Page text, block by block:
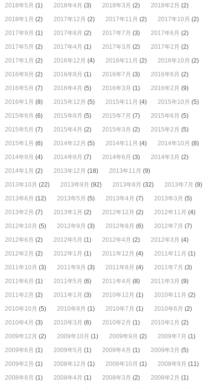
2018年5月 (1) 2018年4月 (3) 2018年3月 (2) 2018年2月 (2)
2018年1月 (2) 2017年12月 (2) 2017年11月 (2) 2017年10月 (2)
2017年9月 (1) 2017年8月 (2) 2017年7月 (3) 2017年6月 (2)
2017年5月 (2) 2017年4月 (1) 2017年3月 (2) 2017年2月 (2)
2017年1月 (2) 2016年12月 (4) 2016年11月 (2) 2016年10月 (2)
2016年9月 (2) 2016年8月 (1) 2016年7月 (3) 2016年6月 (2)
2016年5月 (7) 2016年4月 (5) 2016年3月 (1) 2016年2月 (9)
2016年1月 (8) 2015年12月 (5) 2015年11月 (4) 2015年10月 (5)
2015年9月 (6) 2015年8月 (5) 2015年7月 (7) 2015年6月 (5)
2015年5月 (7) 2015年4月 (2) 2015年3月 (2) 2015年2月 (5)
2015年1月 (6) 2014年12月 (5) 2014年11月 (4) 2014年10月 (8)
2014年9月 (4) 2014年8月 (7) 2014年6月 (3) 2014年3月 (2)
2014年1月 (2) 2013年12月 (18) 2013年11月 (9)
2013年10月 (22) 2013年9月 (92) 2013年8月 (32) 2013年7月 (9)
2013年6月 (12) 2013年5月 (5) 2013年4月 (7) 2013年3月 (5)
2013年2月 (7) 2013年1月 (2) 2012年12月 (2) 2012年11月 (4)
2012年10月 (5) 2012年9月 (3) 2012年8月 (6) 2012年7月 (7)
2012年6月 (2) 2012年5月 (1) 2012年4月 (2) 2012年3月 (4)
2012年2月 (2) 2012年1月 (1) 2011年12月 (4) 2011年11月 (1)
2011年10月 (3) 2011年9月 (3) 2011年8月 (4) 2011年7月 (3)
2011年6月 (1) 2011年5月 (6) 2011年4月 (8) 2011年3月 (9)
2011年2月 (2) 2011年1月 (3) 2010年12月 (1) 2010年11月 (2)
2010年10月 (5) 2010年8月 (1) 2010年7月 (1) 2010年6月 (2)
2010年4月 (3) 2010年3月 (6) 2010年2月 (1) 2010年1月 (2)
2009年12月 (2) 2009年10月 (1) 2009年9月 (2) 2009年7月 (1)
2009年6月 (1) 2009年5月 (1) 2009年4月 (1) 2009年3月 (5)
2009年2月 (1) 2008年12月 (1) 2008年10月 (1) 2008年9月 (11)
2008年8月 (1) 2008年4月 (1) 2008年3月 (2) 2008年2月 (1)